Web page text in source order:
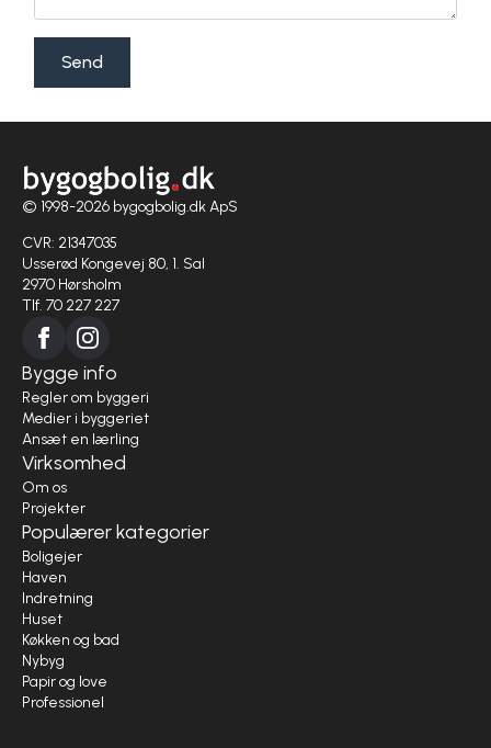
Send
© 1998-2026 bygogbolig.dk ApS
CVR: 21347035
Usserød Kongevej 80, 1. Sal
2970 Hørsholm
Tlf. 70 227 227
Bygge info
Regler om byggeri
Medier i byggeriet
Ansæt en lærling
Virksomhed
Om os
Projekter
Populærer kategorier
Boligejer
Haven
Indretning
Huset
Køkken og bad
Nybyg
Papir og love
Professionel